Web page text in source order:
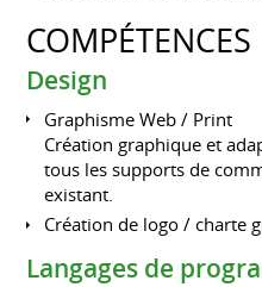
COMPÉTENCES
Design
Graphisme Web / Print
Création graphique et
tous les supports de
existant.
Création de logo / charte
Langages de